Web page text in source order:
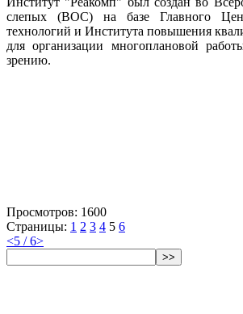
слепых (ВОС) на базе Главного
технологий и Института повышения
для организации многоплановой
зрению.
Просмотров: 1600
Страницы: 1 2 3 4 5 6
<5 / 6>
>>